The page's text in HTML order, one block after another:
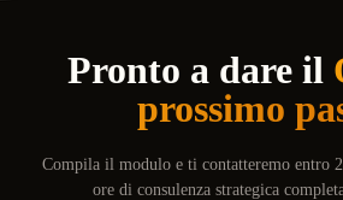
Pronto a dare il
prossimo
Compila il modulo e ti contatteremo entro
ore di consulenza strategica